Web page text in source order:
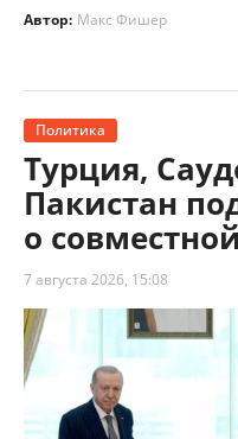
Автор: Макс Фишер
Политика
Турция,
Пакистан
о
7 августа 2026, 15:08